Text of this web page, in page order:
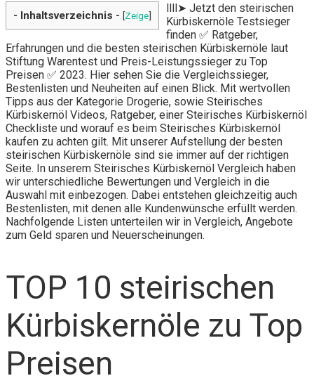
- Inhaltsverzeichnis - [Zeige]
llll➤ Jetzt den steirischen
Kürbiskernöle Testsieger
finden ✅ Ratgeber,
Erfahrungen und die besten steirischen Kürbiskernöle laut
Stiftung Warentest und Preis-Leistungssieger zu Top
Preisen ✅ 2023. Hier sehen Sie die Vergleichssieger,
Bestenlisten und Neuheiten auf einen Blick. Mit wertvollen
Tipps aus der Kategorie Drogerie, sowie Steirisches
Kürbiskernöl Videos, Ratgeber, einer Steirisches Kürbiskernöl
Checkliste und worauf es beim Steirisches Kürbiskernöl
kaufen zu achten gilt. Mit unserer Aufstellung der besten
steirischen Kürbiskernöle sind sie immer auf der richtigen
Seite. In unserem Steirisches Kürbiskernöl Vergleich haben
wir unterschiedliche Bewertungen und Vergleich in die
Auswahl mit einbezogen. Dabei entstehen gleichzeitig auch
Bestenlisten, mit denen alle Kundenwünsche erfüllt werden.
Nachfolgende Listen unterteilen wir in Vergleich, Angebote
zum Geld sparen und Neuerscheinungen.
TOP 10 steirischen
Kürbiskernöle zu Top
Preisen